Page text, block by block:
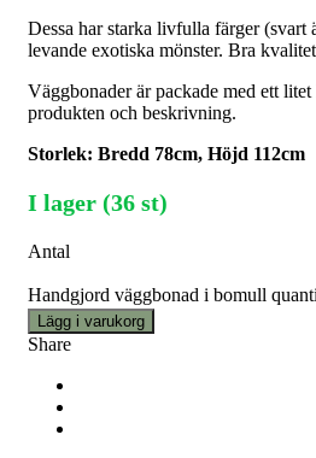
Dessa har starka livfulla färger (svart
levande exotiska mönster. Bra
Väggbonader är packade med ett
produkten och beskrivning.
Storlek: Bredd 78cm, Höjd 112cm
I lager (36 st)
Antal
Handgjord väggbonad i bomull
Lägg i varukorg
Share